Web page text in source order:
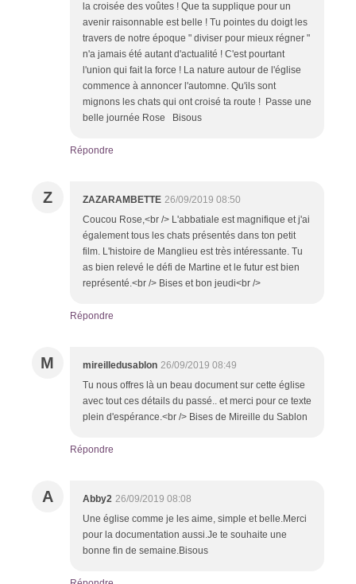
la croisée des voûtes ! Que ta supplique pour un
avenir raisonnable est belle ! Tu pointes du doigt les
travers de notre époque " diviser pour mieux régner "
n'a jamais été autant d'actualité ! C'est pourtant
l'union qui fait la force ! La nature autour de l'église
commence à annoncer l'automne. Qu'ils sont
mignons les chats qui ont croisé ta route ! Passe une
belle journée Rose Bisous
Répondre
Z ZAZARAMBETTE 26/09/2019 08:50
Coucou Rose,<br /> L'abbatiale est magnifique et j'ai
également tous les chats présentés dans ton petit
film. L'histoire de Manglieu est très intéressante. Tu
as bien relevé le défi de Martine et le futur est bien
représenté.<br /> Bises et bon jeudi<br />
Répondre
M mireilledusablon 26/09/2019 08:49
Tu nous offres là un beau document sur cette église
avec tout ces détails du passé.. et merci pour ce texte
plein d'espérance.<br /> Bises de Mireille du Sablon
Répondre
A Abby2 26/09/2019 08:08
Une église comme je les aime, simple et belle.Merci
pour la documentation aussi.Je te souhaite une
bonne fin de semaine.Bisous